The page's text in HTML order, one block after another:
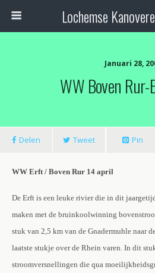
Lochemse
Januari 28,
WW Boven
Delen Tweet Pin
WW Erft / Boven Rur 14 april
De Erft is een leuke rivier die in dit
maken met de bruinkoolwinning
stuk van 2,5 km van de Gnadermuhle naar
laatste stukje over de Rhein varen. In dit
stroomversnellingen die qua